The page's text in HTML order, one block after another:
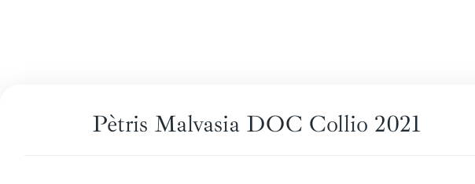
Pètris Malvasia DOC Collio 2021